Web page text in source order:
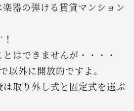
器の弾ける賃貸マンション
はできませんが・・・・
以外に開放的ですよ。
取り外し式と固定式を選ぶ